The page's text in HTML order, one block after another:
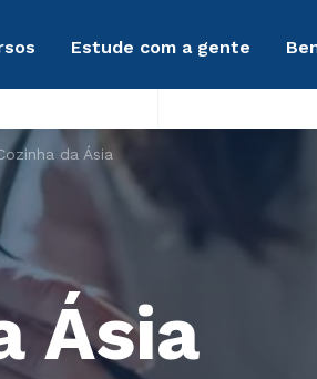
Estude com a gente
da Ásia
Ásia